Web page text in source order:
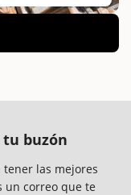
tu buzón
las mejores
un correo que te